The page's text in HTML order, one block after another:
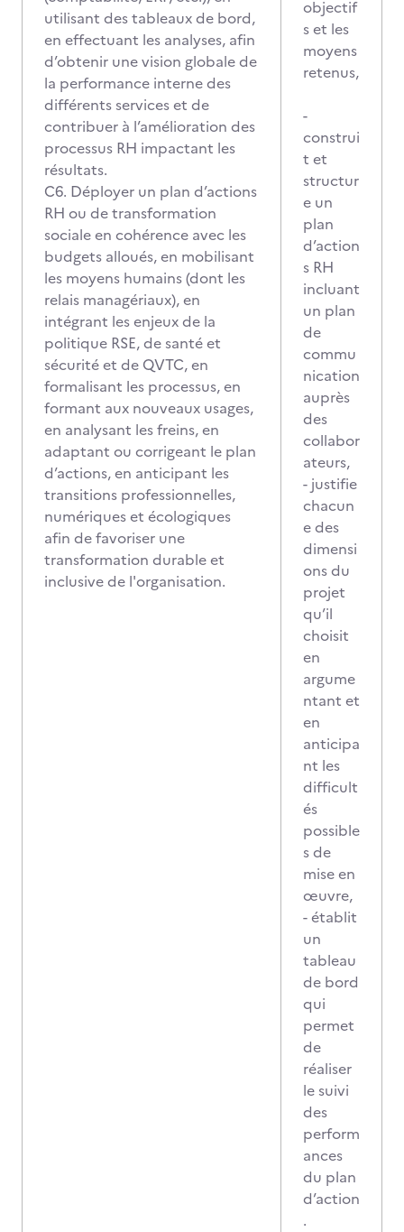
utilisant des tableaux de bord,
en effectuant les analyses, afin
d’obtenir une vision globale de
la performance interne des
différents services et de
contribuer à l’amélioration des
processus RH impactant les
résultats.
C6. Déployer un plan d’actions
RH ou de transformation
sociale en cohérence avec les
budgets alloués, en mobilisant
les moyens humains (dont les
relais managériaux), en
intégrant les enjeux de la
politique RSE, de santé et
sécurité et de QVTC, en
formalisant les processus, en
formant aux nouveaux usages,
en analysant les freins, en
adaptant ou corrigeant le plan
d’actions, en anticipant les
transitions professionnelles,
numériques et écologiques
afin de favoriser une
transformation durable et
inclusive de l'organisation.
objectif
s et les
moyens
retenus,
-
construi
t et
structur
e un
plan
d’action
s RH
incluant
un plan
de
commu
nication
auprès
des
collabor
ateurs,
- justifie
chacun
e des
dimensi
ons du
projet
qu’il
choisit
en
argume
ntant et
en
anticipa
nt les
difficult
és
possible
s de
mise en
œuvre,
- établit
un
tableau
de bord
qui
permet
de
réaliser
le suivi
des
perform
ances
du plan
d’action
.